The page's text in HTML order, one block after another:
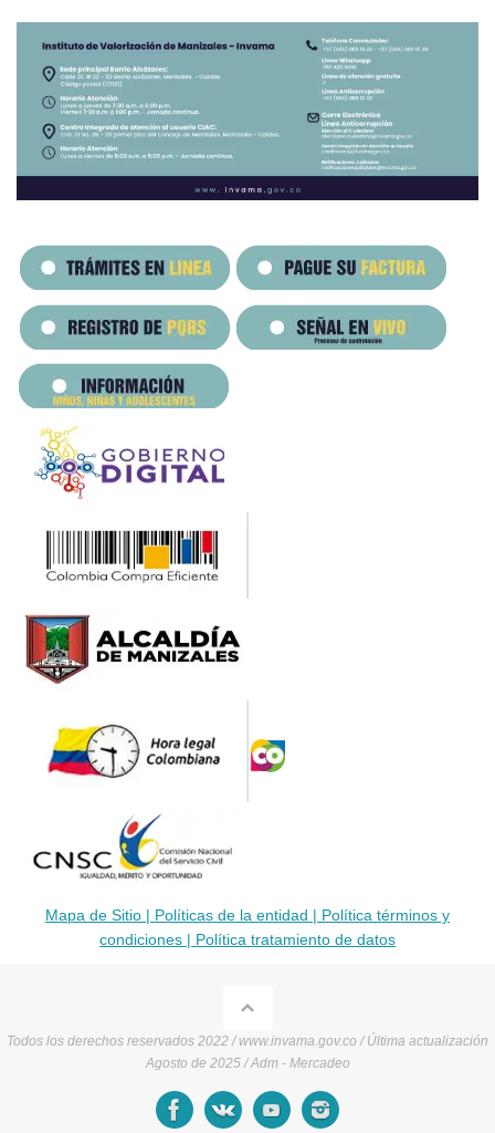
Mapa de Sitio | Políticas de la entidad |
Política términos y
condiciones |
Política tratamiento de datos
Todos los derechos reservados 2022 / www.invama.gov.co / Última actualización
Agosto de 2025 / Adm - Mercadeo